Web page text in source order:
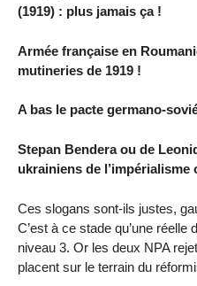
(1919) : plus jamais ça !
Armée française en
mutineries de 1919 !
A bas le pacte germano-
Stepan Bendera ou de
ukrainiens de
Ces slogans sont-ils justes,
C’est à ce stade qu’une
niveau 3. Or les deux NPA
placent sur le terrain du